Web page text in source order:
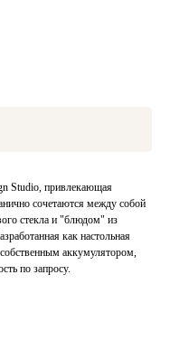
Studio, привлекающая
сочетаются между собой
стекла и "блюдом" из
как настольная
аккумулятором,
по запросу.